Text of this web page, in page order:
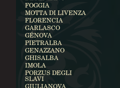
FOGGIA
MOTTA DI LIVENZA
FLORENCIA
GARLASCO
GÉNOVA
PIETRALBA
GENAZZANO
GHISALBA
IMOLA
PORZUS DEGLI
SLAVI
GIULIANOVA